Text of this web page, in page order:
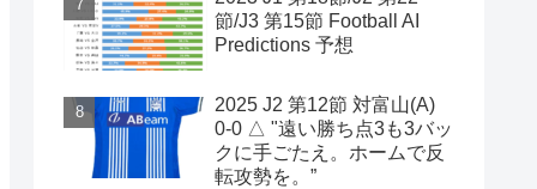
節/J3 第15節 Football AI
Predictions 予想
2025 J2 第12節 対富山(A)
0-0 △ "遠い勝ち点3も3バッ
クに手ごたえ。ホームで反
転攻勢を。”